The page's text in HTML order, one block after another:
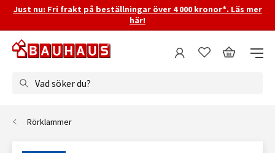
Just nu: Fri frakt på beställningar över 4 000 kronor*. Läs mer
här!
Vad söker du?
Rörklammer